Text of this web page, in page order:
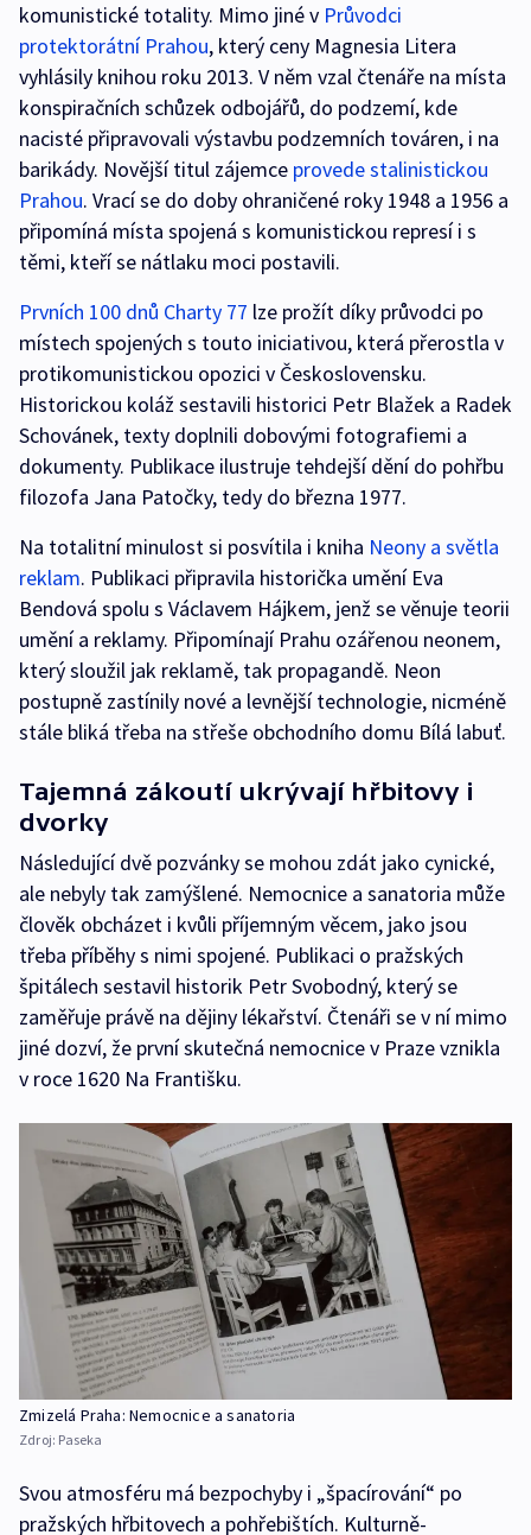
komunistické totality. Mimo jiné v Průvodci
protektorátní Prahou, který ceny Magnesia Litera
vyhlásily knihou roku 2013. V něm vzal čtenáře na místa
konspiračních schůzek odbojářů, do podzemí, kde
nacisté připravovali výstavbu podzemních továren, i na
barikády. Novější titul zájemce provede stalinistickou
Prahou. Vrací se do doby ohraničené roky 1948 a 1956 a
připomíná místa spojená s komunistickou represí i s
těmi, kteří se nátlaku moci postavili.
Prvních 100 dnů Charty 77 lze prožít díky průvodci po
místech spojených s touto iniciativou, která přerostla v
protikomunistickou opozici v Československu.
Historickou koláž sestavili historici Petr Blažek a Radek
Schovánek, texty doplnili dobovými fotografiemi a
dokumenty. Publikace ilustruje tehdejší dění do pohřbu
filozofa Jana Patočky, tedy do března 1977.
Na totalitní minulost si posvítila i kniha Neony a světla
reklam. Publikaci připravila historička umění Eva
Bendová spolu s Václavem Hájkem, jenž se věnuje teorii
umění a reklamy. Připomínají Prahu ozářenou neonem,
který sloužil jak reklamě, tak propagandě. Neon
postupně zastínily nové a levnější technologie, nicméně
stále bliká třeba na střeše obchodního domu Bílá labuť.
Tajemná zákoutí ukrývají hřbitovy i
dvorky
Následující dvě pozvánky se mohou zdát jako cynické,
ale nebyly tak zamýšlené. Nemocnice a sanatoria může
člověk obcházet i kvůli příjemným věcem, jako jsou
třeba příběhy s nimi spojené. Publikaci o pražských
špitálech sestavil historik Petr Svobodný, který se
zaměřuje právě na dějiny lékařství. Čtenáři se v ní mimo
jiné dozví, že první skutečná nemocnice v Praze vznikla
v roce 1620 Na Františku.
Zmizelá Praha: Nemocnice a sanatoria
Zdroj: Paseka
Svou atmosféru má bezpochyby i „špacírování“ po
pražských hřbitovech a pohřebištích. Kulturně-